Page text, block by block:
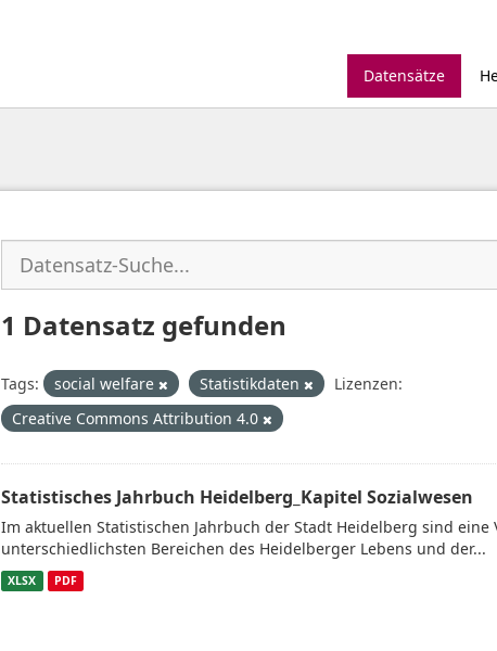
Datensätze
1 Datensatz gefunden
Tags: social welfare Statistikdaten
Lizenzen:
Creative Commons Attribution 4.0
Statistisches Jahrbuch Heidelberg_Kapitel Sozialwesen
Im aktuellen Statistischen Jahrbuch der Stadt Heidelberg sind
unterschiedlichsten Bereichen des Heidelberger Lebens und der...
XLSX PDF